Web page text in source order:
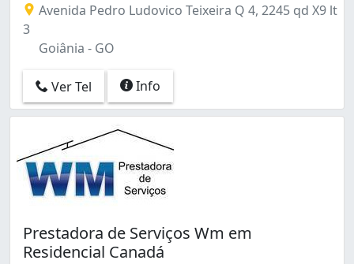
Avenida Pedro Ludovico Teixeira Q 4, 2245 qd X9 lt
3
Goiânia - GO
Ver Tel Info
Prestadora de Serviços Wm em
Residencial Canadá